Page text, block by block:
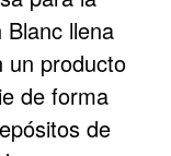
llena
un producto
de forma
de